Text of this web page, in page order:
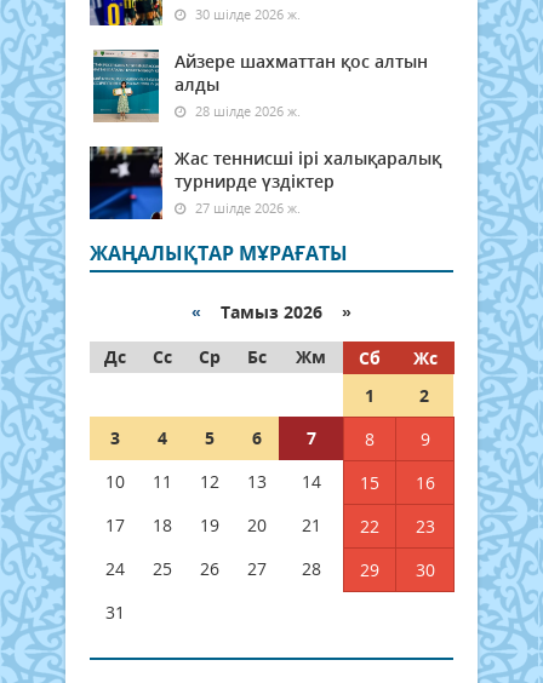
30 шілде 2026 ж.
Айзере шахматтан қос алтын
алды
28 шілде 2026 ж.
Жас теннисші ірі халықаралық
турнирде үздіктер
27 шілде 2026 ж.
ЖАҢАЛЫҚТАР МҰРАҒАТЫ
« Тамыз 2026 »
Дс
Сс Ср Бс Жм Сб
Жс
1
2
3
4 5 6 7 8
9
10
11 12 13 14 15
16
17
18 19 20 21 22
23
24
25 26 27 28 29
30
31